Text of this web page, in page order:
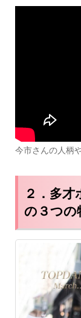
今市さんの人柄
２．多
の３つの